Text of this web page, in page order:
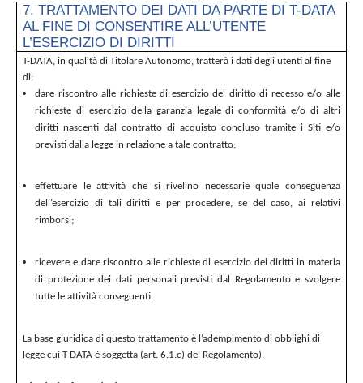
7. TRATTAMENTO DEI DATI DA PARTE DI T-DATA
AL FINE DI CONSENTIRE ALL’UTENTE
L’ESERCIZIO DI DIRITTI
T-DATA, in qualità di Titolare Autonomo, tratterà i dati degli utenti al fine
di:
dare riscontro alle richieste di esercizio del diritto di recesso e/o alle
richieste di esercizio della garanzia legale di conformità e/o di altri
diritti nascenti dal contratto di acquisto concluso tramite i Siti e/o
previsti dalla legge in relazione a tale contratto;
effettuare le attività che si rivelino necessarie quale conseguenza
dell’esercizio di tali diritti e per procedere, se del caso, ai relativi
rimborsi;
ricevere e dare riscontro alle richieste di esercizio dei diritti in materia
di protezione dei dati personali previsti dal Regolamento e svolgere
tutte le attività conseguenti.
La base giuridica di questo trattamento è l’adempimento di obblighi di
legge cui T-DATA è soggetta (art. 6.1.c) del Regolamento).